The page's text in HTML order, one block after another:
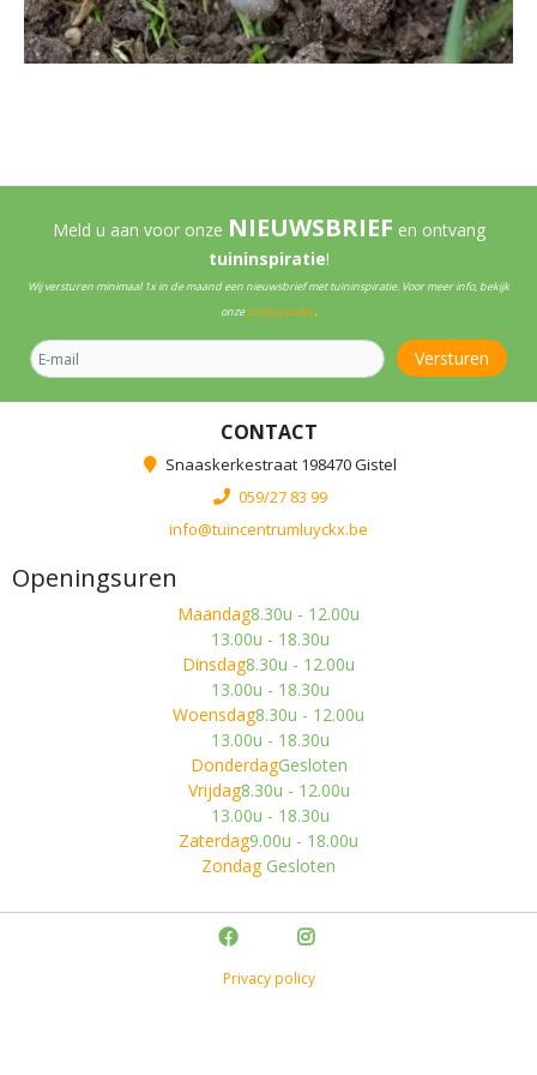
Meld u aan voor onze NIEUWSBRIEF en ontvang
tuininspiratie!
Wij versturen minimaal 1x in de maand een nieuwsbrief met tuininspiratie. Voor meer info, bekijk
onzeprivacy policy.
CONTACT
Snaaskerkestraat 198470 Gistel
059/27 83 99
info@tuincentrumluyckx.be
Openingsuren
Maandag8.30u - 12.00u
13.00u - 18.30u
Dinsdag8.30u - 12.00u
13.00u - 18.30u
Woensdag8.30u - 12.00u
13.00u - 18.30u
DonderdagGesloten
Vrijdag8.30u - 12.00u
13.00u - 18.30u
Zaterdag9.00u - 18.00u
Zondag Gesloten
Privacy policy